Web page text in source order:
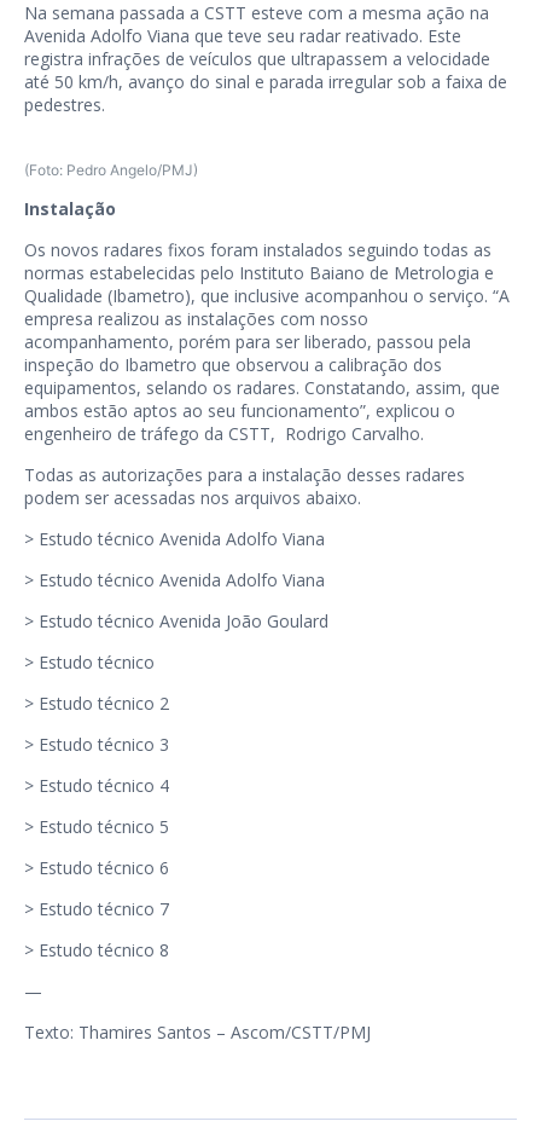
Na semana passada a CSTT esteve com a mesma ação na
Avenida Adolfo Viana que teve seu radar reativado. Este
registra infrações de veículos que ultrapassem a velocidade
até 50 km/h, avanço do sinal e parada irregular sob a faixa de
pedestres.
(Foto: Pedro Angelo/PMJ)
Instalação
Os novos radares fixos foram instalados seguindo todas as
normas estabelecidas pelo Instituto Baiano de Metrologia e
Qualidade (Ibametro), que inclusive acompanhou o serviço. “A
empresa realizou as instalações com nosso
acompanhamento, porém para ser liberado, passou pela
inspeção do Ibametro que observou a calibração dos
equipamentos, selando os radares. Constatando, assim, que
ambos estão aptos ao seu funcionamento”, explicou o
engenheiro de tráfego da CSTT, Rodrigo Carvalho.
Todas as autorizações para a instalação desses radares
podem ser acessadas nos arquivos abaixo.
> Estudo técnico Avenida Adolfo Viana
> Estudo técnico Avenida Adolfo Viana
> Estudo técnico Avenida João Goulard
> Estudo técnico
> Estudo técnico 2
> Estudo técnico 3
> Estudo técnico 4
> Estudo técnico 5
> Estudo técnico 6
> Estudo técnico 7
> Estudo técnico 8
—
Texto: Thamires Santos – Ascom/CSTT/PMJ